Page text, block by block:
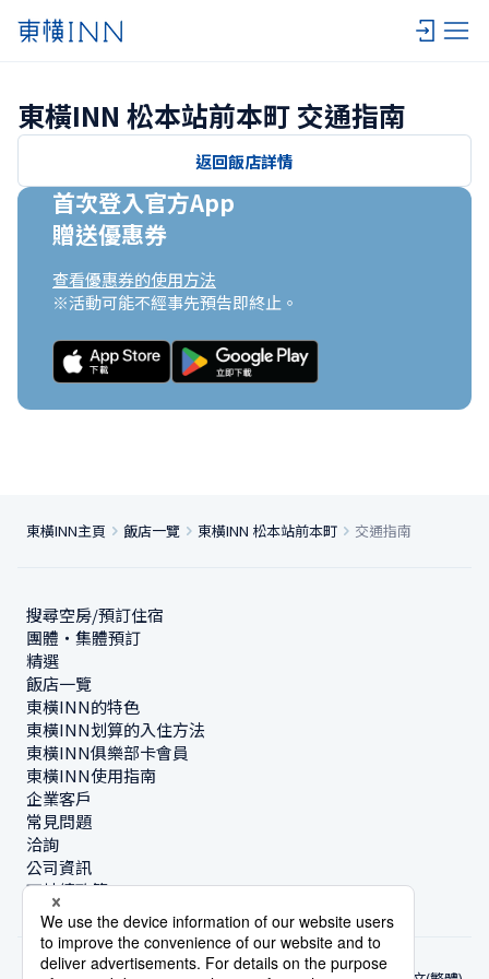
東橫INN 松本站前本町 交通指南
返回飯店詳情
首次登入官方App
贈送優惠券
查看優惠券的使用方法
※活動可能不經事先預告即終止。
東橫INN主頁 飯店一覽 東橫INN 松本站前本町 交通指南
搜尋空房/預訂住宿
團體・集體預訂
精選
飯店一覽
東橫INN的特色
東橫INN划算的入住方法
東橫INN俱樂部卡會員
東橫INN使用指南
企業客戶
常見問題
洽詢
公司資訊
可持續政策